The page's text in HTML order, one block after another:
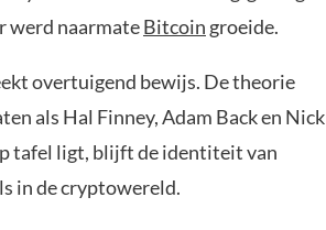
werd naarmateBitcoin groeide.
overtuigend bewijs. De theorie
als Hal Finney, Adam Back en Nick
tafel ligt, blijft de identiteit van
in de cryptowereld.